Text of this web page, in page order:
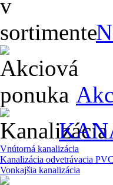
Vnútorná kanalizácia
Kanalizácia odvetrávacia PVC
Vonkajšia kanalizácia